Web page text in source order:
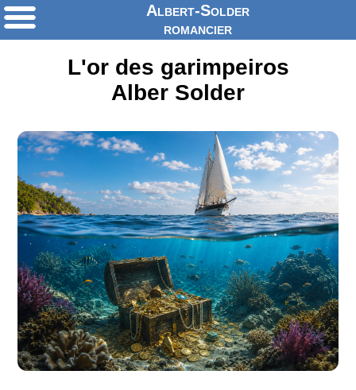
Albert-Solder
romancier
L'or des garimpeiros
Alber Solder